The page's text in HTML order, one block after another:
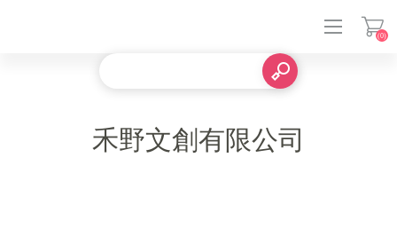
(0)
禾野文創有限公司